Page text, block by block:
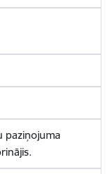
paziņojuma